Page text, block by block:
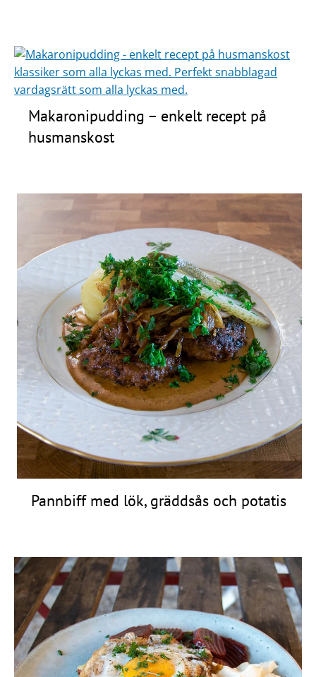
Makaronipudding – enkelt recept på
husmanskost
Pannbiff med lök, gräddsås och potatis